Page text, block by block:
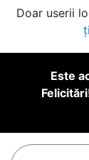
Doar userii
Este